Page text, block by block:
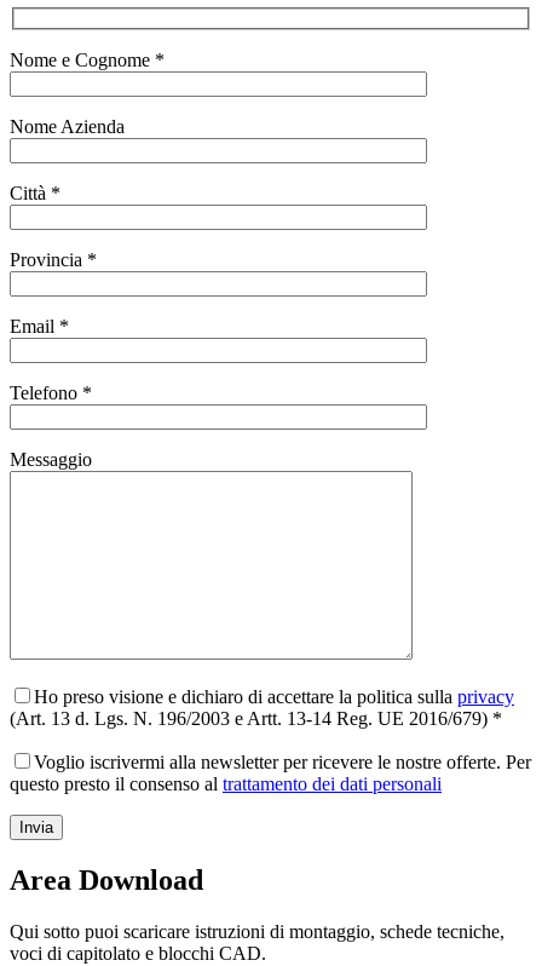
Nome e Cognome *
Nome Azienda
Città *
Provincia *
Email *
Telefono *
Messaggio
Ho preso visione e dichiaro di accettare la politica sulla privacy
(Art. 13 d. Lgs. N. 196/2003 e Artt. 13-14 Reg. UE 2016/679) *
Voglio iscrivermi alla newsletter per ricevere le nostre offerte. Per
questo presto il consenso al trattamento dei dati personali
Area Download
Qui sotto puoi scaricare istruzioni di montaggio, schede tecniche,
voci di capitolato e blocchi CAD.